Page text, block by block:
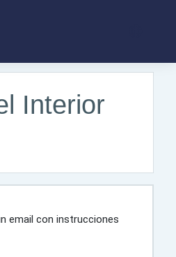
Interior
email con instrucciones